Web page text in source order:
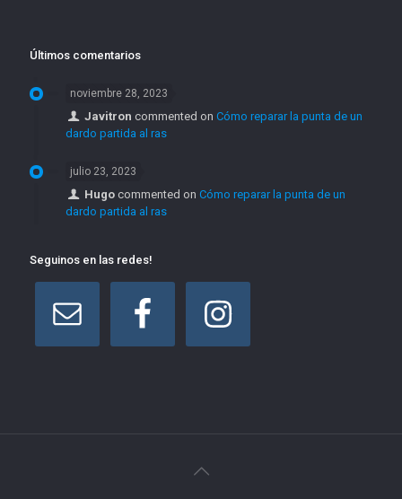
Últimos comentarios
noviembre 28, 2023
Javitron commented onCómo reparar la punta de un
dardo partida al ras
julio 23, 2023
Hugo commented onCómo reparar la punta de un
dardo partida al ras
Seguinos en las redes!